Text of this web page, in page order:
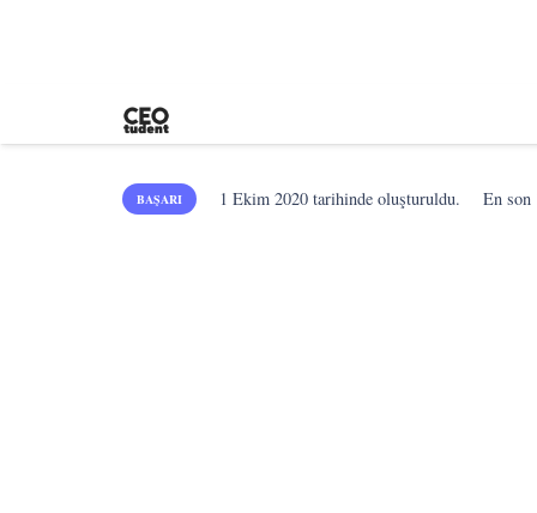
BAŞARI 1 Ekim 2020 tarihinde oluşturuldu. En son